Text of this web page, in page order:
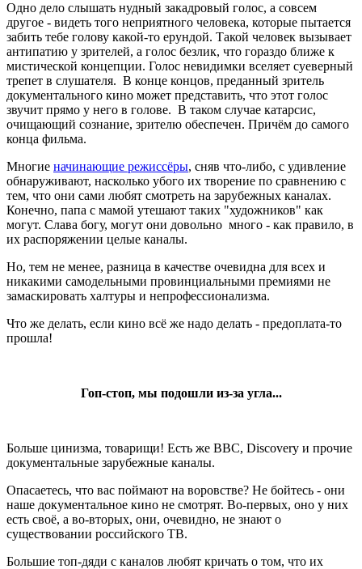
Одно дело слышать нудный закадровый голос, а совсем
другое - видеть того неприятного человека, которые пытается
забить тебе голову какой-то ерундой. Такой человек вызывает
антипатию у зрителей, а голос безлик, что гораздо ближе к
мистической концепции. Голос невидимки вселяет суеверный
трепет в слушателя. В конце концов, преданный зритель
документального кино может представить, что этот голос
звучит прямо у него в голове. В таком случае катарсис,
очищающий сознание, зрителю обеспечен. Причём до самого
конца фильма.
Многие начинающие режиссёры, сняв что-либо, с удивление
обнаруживают, насколько убого их творение по сравнению с
тем, что они сами любят смотреть на зарубежных каналах.
Конечно, папа с мамой утешают таких "художников" как
могут. Слава богу, могут они довольно много - как правило, в
их распоряжении целые каналы.
Но, тем не менее, разница в качестве очевидна для всех и
никакими самодельными провинциальными премиями не
замаскировать халтуры и непрофессионализма.
Что же делать, если кино всё же надо делать - предоплата-то
прошла!
Гоп-стоп, мы подошли из-за угла...
Больше цинизма, товарищи! Есть же BBC, Discovery и прочие
документальные зарубежные каналы.
Опасаетесь, что вас поймают на воровстве? Не бойтесь - они
наше документальное кино не смотрят. Во-первых, оно у них
есть своё, а во-вторых, они, очевидно, не знают о
существовании российского ТВ.
Большие топ-дяди с каналов любят кричать о том, что их